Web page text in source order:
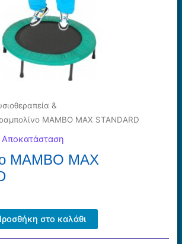
&
MAMBO MAX STANDARD
Αποκατάσταση
MAMBO MAX
στο καλάθι